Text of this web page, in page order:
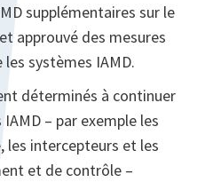
supplémentaires sur le
approuvé des mesures
systèmes IAMD.
déterminés à continuer
– par exemple les
les intercepteurs et les
et de contrôle –